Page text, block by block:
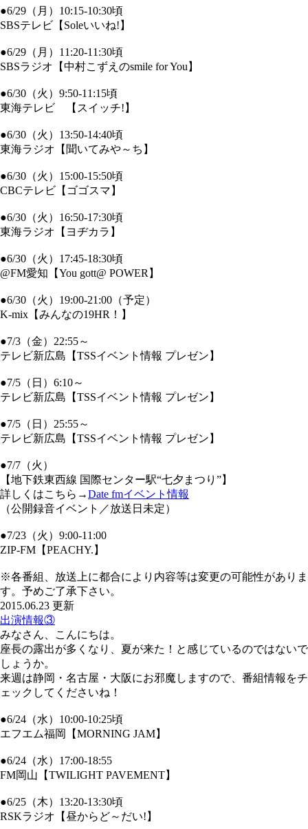
●6/29（月）10:15-10:30頃
SBSテレビ【Soleいいね!】
●6/29（月）11:20-11:30頃
SBSラジオ【中村こずえのsmile for You】
●6/30（火）9:50-11:15頃
東海テレビ 【スイッチ!】
●6/30（火）13:50-14:40頃
東海ラジオ【聞いてみや～ち】
●6/30（火）15:00-15:50頃
CBCテレビ【ゴゴスマ】
●6/30（火）16:50-17:30頃
東海ラジオ【ヨヂカラ】
●6/30（火）17:45-18:30頃
@FM愛知【You gott@ POWER】
●6/30（火）19:00-21:00（予定）
K-mix【みんなの19HR！】
●7/3（金）22:55～
テレビ新広島【TSSイベント情報 プレゼン】
●7/5（日）6:10～
テレビ新広島【TSSイベント情報 プレゼン】
●7/5（日）25:55～
テレビ新広島【TSSイベント情報 プレゼン】
●7/7（火）
【地下鉄東西線 国際センター駅“七夕まつり”】
詳しくはこちら→Date fmイベント情報
（公開録音イベント／放送日未定）
●7/23（火）9:00-11:00
ZIP-FM【PEACHY.】
※各番組、放送上に都合により内容等は変更の可能性がありま
す。予めご了承下さい。
2015.06.23 更新
出演情報③
みなさん、こんにちは。
座長の露出が多くなり、夏が来た！と感じているのではないで
しょうか。
来週は静岡・名古屋・大阪にお邪魔しますので、番組情報をチ
ェックしてくださいね！
●6/24（水）10:00-10:25頃
エフエム福岡【MORNING JAM】
●6/24（水）17:00-18:55
FM岡山【TWILIGHT PAVEMENT】
●6/25（木）13:20-13:30頃
RSKラジオ【昼からど～だい!】